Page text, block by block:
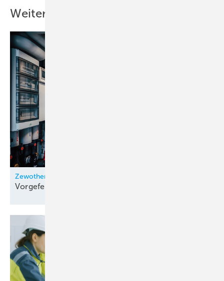
Weitere Inhalte
Zewotherm
Vorgefertigtes System für